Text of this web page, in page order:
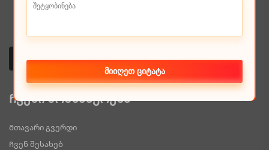
Ჩვენი მომსახურება
Მთავარი გვერდი
Ჩვენ შესახებ
მიიღეთ ციტატა